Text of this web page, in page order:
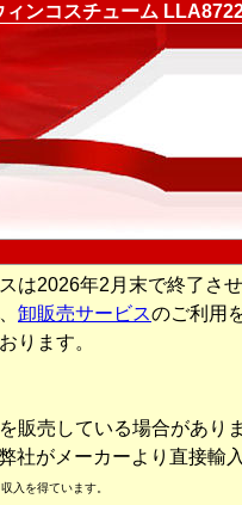
ンコスチューム
は2026年2月末で終了さ
卸販売サービスのご利用
ります。
販売している場合がありま
社がメーカーより直接輸
入を得ています。